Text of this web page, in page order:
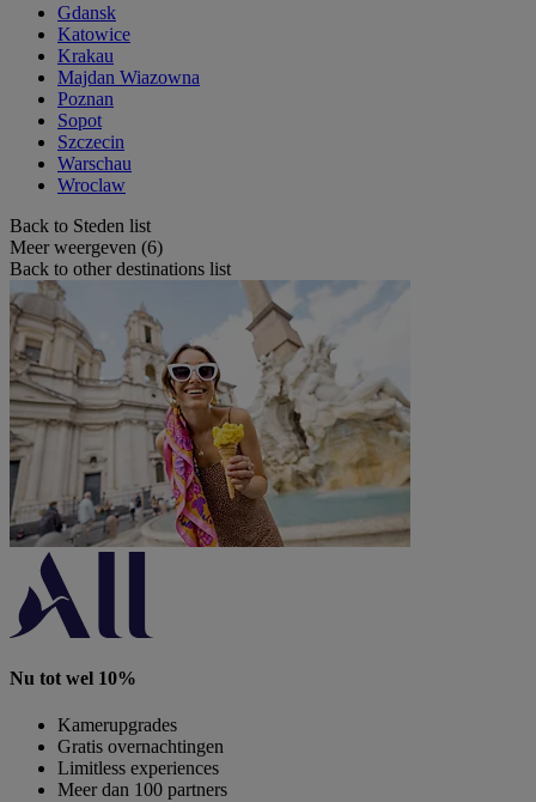
Gdansk
Katowice
Krakau
Majdan Wiazowna
Poznan
Sopot
Szczecin
Warschau
Wroclaw
Back to Steden list
Meer weergeven (6)
Back to other destinations list
Nu tot wel 10%
Kamerupgrades
Gratis overnachtingen
Limitless experiences
Meer dan 100 partners